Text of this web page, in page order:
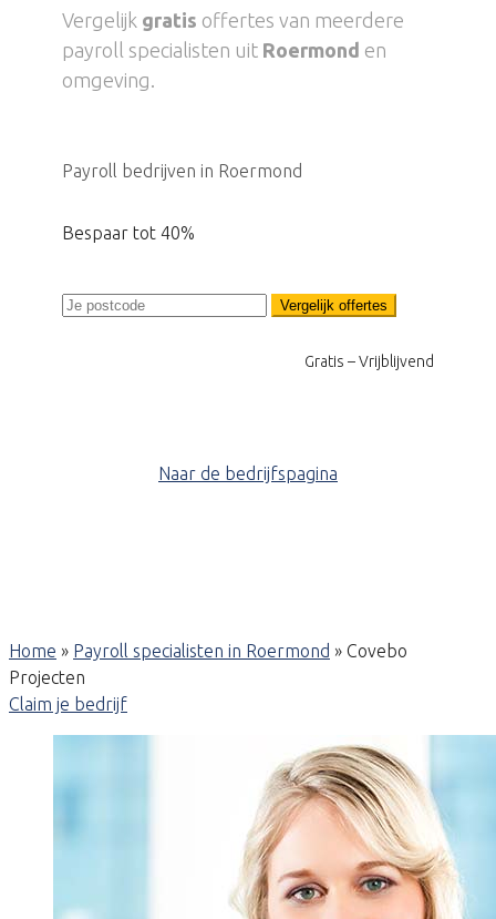
Vergelijk gratis offertes van meerdere
payroll specialisten uit Roermond en
omgeving.
Payroll bedrijven in Roermond
Bespaar tot 40%
Vergelijk offertes
Gratis – Vrijblijvend
Naar de bedrijfspagina
Home » Payroll specialisten in Roermond » Covebo
Projecten
Claim je bedrijf